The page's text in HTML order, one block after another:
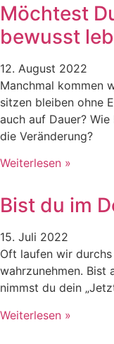
Möchtest
bewusst
12. August 2022
Manchmal kommen
sitzen bleiben ohne
auch auf Dauer?
die Veränderung?
Weiterlesen »
Bist du im
15. Juli 2022
Oft laufen wir
wahrzunehmen. Bist
nimmst du dein
Weiterlesen »